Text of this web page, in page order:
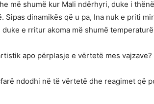
më shumë kur Mali ndërhyri, duke i
Sipas dinamikës që u pa, Ina nuk e priti
e rritur akoma më shumë
apo përplasje e vërtetë mes vajzave?
ndodhi në të vërtetë dhe reagimet që